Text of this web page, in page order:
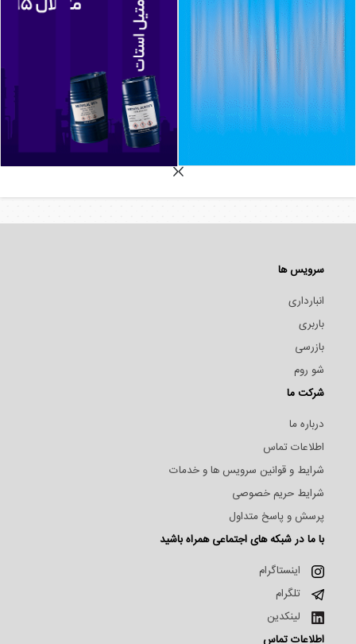
سرویس ها
انبارداری
باربری
بازرسی
شو روم
شرکت ما
درباره ما
اطلاعات تماس
شرایط و قوانین سرویس ها و خدمات
شرایط حریم خصوصی
پرسش و پاسخ متداول
با ما در شبکه های اجتماعی همراه باشید
اینستاگرام
تلگرام
لینکدین
اطلاعات تماس